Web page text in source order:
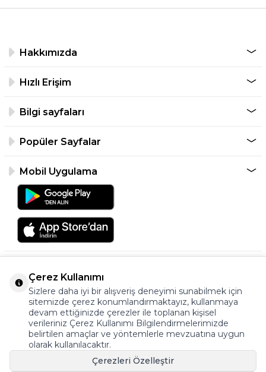
Hakkımızda
Hızlı Erişim
Bilgi sayfaları
Popüler Sayfalar
Mobil Uygulama
©2026 Tüm Hakkı Saklıdır.
ayakkabıonline.com
Çerez Kullanımı
Sizlere daha iyi bir alışveriş deneyimi sunabilmek için
sitemizde çerez konumlandırmaktayız, kullanmaya
devam ettiğinizde çerezler ile toplanan kişisel
verileriniz Çerez Kullanımı Bilgilendirmelerimizde
belirtilen amaçlar ve yöntemlerle mevzuatına uygun
olarak kullanılacaktır.
Çerezleri Özelleştir